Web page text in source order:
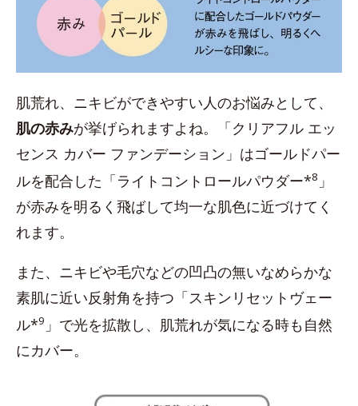
肌荒れ、ニキビができやすい人のお悩みとして、
肌の赤みが挙げられますよね。「クリアフル エッ
センス カバー ファンデーション」はゴールドパー
ルを配合した「ライトコントロールパウダー*8 」
が赤みを明るく飛ばして均一な肌色に近づけてく
れます。
また、ニキビや毛穴などの凹凸の無いなめらかな
素肌に近い反射角を持つ「スキンリセットヴェー
ル*9 」で光を拡散し、肌荒れが気になる時も自然
にカバー。